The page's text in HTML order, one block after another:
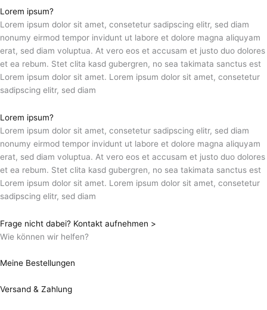
Lorem ipsum?
Lorem ipsum dolor sit amet, consetetur sadipscing elitr, sed diam
nonumy eirmod tempor invidunt ut labore et dolore magna aliquyam
erat, sed diam voluptua. At vero eos et accusam et justo duo dolores
et ea rebum. Stet clita kasd gubergren, no sea takimata sanctus est
Lorem ipsum dolor sit amet. Lorem ipsum dolor sit amet, consetetur
sadipscing elitr, sed diam
Lorem ipsum?
Lorem ipsum dolor sit amet, consetetur sadipscing elitr, sed diam
nonumy eirmod tempor invidunt ut labore et dolore magna aliquyam
erat, sed diam voluptua. At vero eos et accusam et justo duo dolores
et ea rebum. Stet clita kasd gubergren, no sea takimata sanctus est
Lorem ipsum dolor sit amet. Lorem ipsum dolor sit amet, consetetur
sadipscing elitr, sed diam
Frage nicht dabei? Kontakt aufnehmen >
Wie können wir helfen?
Meine Bestellungen
Versand & Zahlung